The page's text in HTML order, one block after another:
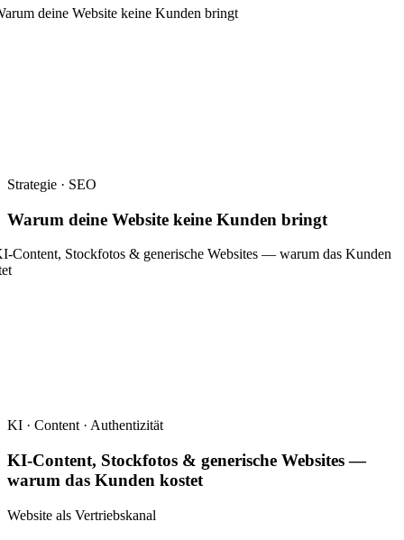
Strategie · SEO
Warum deine Website keine Kunden bringt
KI · Content · Authentizität
KI-Content, Stockfotos & generische Websites —
warum das Kunden kostet
Website als Vertriebskanal